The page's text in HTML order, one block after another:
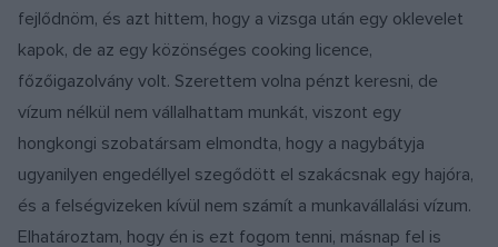
fejlődnöm, és azt hittem, hogy a vizsga után egy oklevelet
kapok, de az egy közönséges cooking licence,
főzőigazolvány volt. Szerettem volna pénzt keresni, de
vízum nélkül nem vállalhattam munkát, viszont egy
hongkongi szobatársam elmondta, hogy a nagybátyja
ugyanilyen engedéllyel szegődött el szakácsnak egy hajóra,
és a felségvizeken kívül nem számít a munkavállalási vízum.
Elhatároztam, hogy én is ezt fogom tenni, másnap fel is